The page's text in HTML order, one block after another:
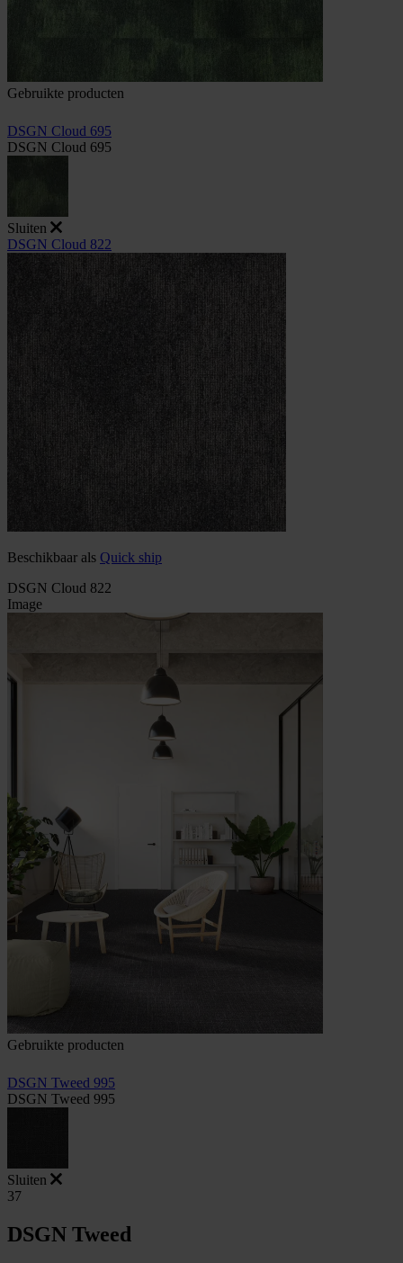
Gebruikte producten
DSGN Cloud 695
DSGN Cloud 695
Sluiten
DSGN Cloud 822
Beschikbaar als Quick ship
DSGN Cloud 822
Image
Gebruikte producten
DSGN Tweed 995
DSGN Tweed 995
Sluiten
37
DSGN Tweed